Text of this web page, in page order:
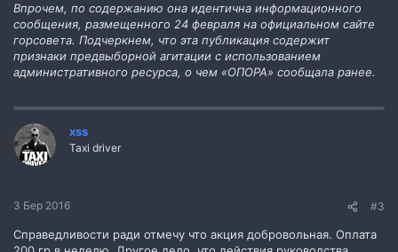
Впрочем, по содержанию она идентична информационного
сообщения, размещенного 24 февраля на официальном сайте
горсовета. Подчеркнем, что эта публикация содержит
признаки предвыборной агитации с использованием
административного ресурса, о чем «ОПОРА» сообщала ранее.
xss
Taxi driver
3 Бер 2016 #3
Справедливости ради отмечу что акция добровольная. Оплата